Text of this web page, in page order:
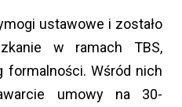
ustawowe i zostało
w ramach TBS,
formalności. Wśród nich
umowy na 30-